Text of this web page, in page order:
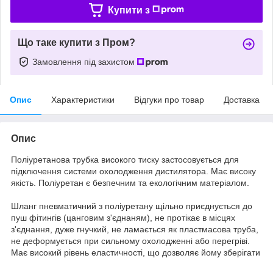
Купити з
Що таке купити з Пром?
Замовлення під захистом
Опис Характеристики Відгуки про товар Доставка
Опис
Поліуретанова трубка високого тиску застосовується для
підключення системи охолодження дистилятора. Має високу
якість. Поліуретан є безпечним та екологічним матеріалом.
Шланг пневматичний з поліуретану щільно приєднується до
пуш фітингів (цанговим з'єднаням), не протікає в місцях
з'єднання, дуже гнучкий, не ламається як пластмасова труба,
не деформується при сильному охолодженні або перегріві.
Має високий рівень еластичності, що дозволяє йому зберігати